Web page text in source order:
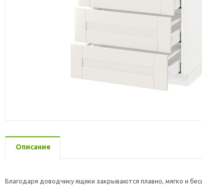
Описание
Благодаря доводчику ящики закрываются плавно, мягко и